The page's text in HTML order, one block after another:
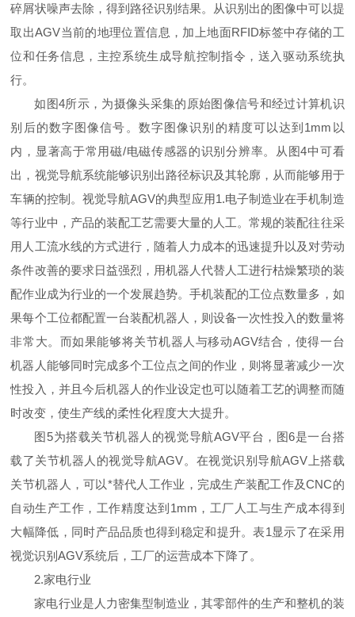
碎屑状噪声去除，得到路径识别结果。从识别出的图像中可以提
取出AGV当前的地理位置信息，加上地面RFID标签中存储的工
位和任务信息，主控系统生成导航控制指令，送入驱动系统执
行。
如图4所示，为摄像头采集的原始图像信号和经过计算机识
别后的数字图像信号。数字图像识别的精度可以达到1mm以
内，显著高于常用磁/电磁传感器的识别分辨率。从图4中可看
出，视觉导航系统能够识别出路径标识及其轮廓，从而能够用于
车辆的控制。视觉导航AGV的典型应用1.电子制造业在手机制造
等行业中，产品的装配工艺需要大量的人工。常规的装配往往采
用人工流水线的方式进行，随着人力成本的迅速提升以及对劳动
条件改善的要求日益强烈，用机器人代替人工进行枯燥繁琐的装
配作业成为行业的一个发展趋势。手机装配的工位点数量多，如
果每个工位都配置一台装配机器人，则设备一次性投入的数量将
非常大。而如果能够将关节机器人与移动AGV结合，使得一台
机器人能够同时完成多个工位点之间的作业，则将显著减少一次
性投入，并且今后机器人的作业设定也可以随着工艺的调整而随
时改变，使生产线的柔性化程度大大提升。
图5为搭载关节机器人的视觉导航AGV平台，图6是一台搭
载了关节机器人的视觉导航AGV。在视觉识别导航AGV上搭载
关节机器人，可以*替代人工作业，完成生产装配工作及CNC的
自动生产工作，工作精度达到1mm，工厂人工与生产成本得到
大幅降低，同时产品品质也得到稳定和提升。表1显示了在采用
视觉识别AGV系统后，工厂的运营成本下降了。
2.家电行业
家电行业是人力密集型制造业，其零部件的生产和整机的装